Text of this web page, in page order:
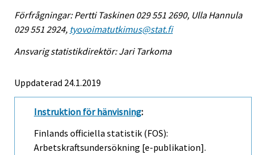
Förfrågningar: Pertti Taskinen 029 551 2690, Ulla Hannula
029 551 2924, tyovoimatutkimus@stat.fi
Ansvarig statistikdirektör: Jari Tarkoma
Uppdaterad 24.1.2019
Instruktion för hänvisning:
Finlands officiella statistik (FOS):
Arbetskraftsundersökning [e-publikation].